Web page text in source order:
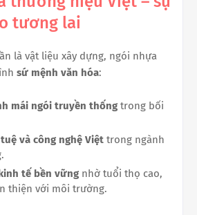
tương lai
là vật liệu xây dựng, ngói nhựa
sứ mệnh văn hóa:
mái ngói truyền thống trong bối
và công nghệ Việt trong ngành
tế bền vững nhờ tuổi thọ cao,
thiện với môi trường.